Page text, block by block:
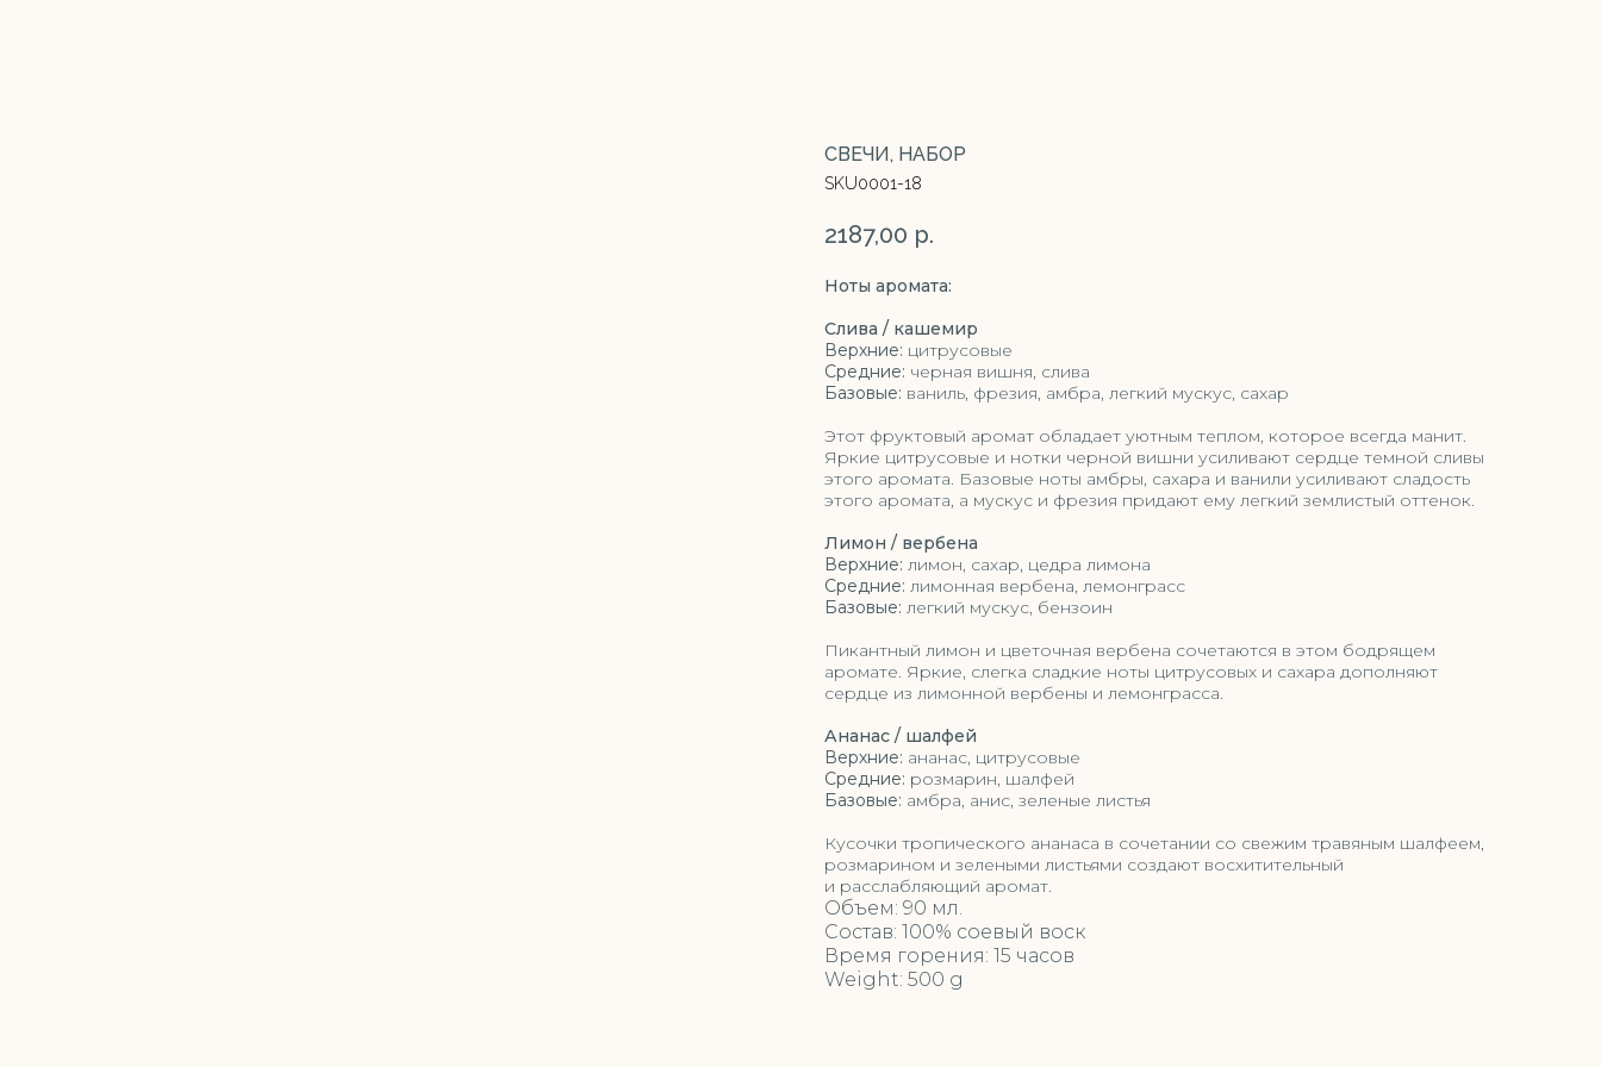
СВЕЧИ, НАБОР
SKU0001-18
2187,00 р.
Ноты аромата:
Слива / кашемир
Верхние: цитрусовые
Средние: черная вишня, слива
Базовые: ваниль, фрезия, амбра, легкий мускус, сахар
Этот фруктовый аромат обладает уютным теплом, которое всегда манит.
Яркие цитрусовые и нотки черной вишни усиливают сердце темной сливы
этого аромата. Базовые ноты амбры, сахара и ванили усиливают сладость
этого аромата, а мускус и фрезия придают ему легкий землистый оттенок.
Лимон / вербена
Верхние: лимон, сахар, цедра лимона
Средние: лимонная вербена, лемонграсс
Базовые: легкий мускус, бензоин
Пикантный лимон и цветочная вербена сочетаются в этом бодрящем
аромате. Яркие, слегка сладкие ноты цитрусовых и сахара дополняют
сердце из лимонной вербены и лемонграсса.
Ананас / шалфей
Верхние: ананас, цитрусовые
Средние: розмарин, шалфей
Базовые: амбра, анис, зеленые листья
Кусочки тропического ананаса в сочетании со свежим травяным шалфеем,
розмарином и зелеными листьями создают восхитительный
и расслабляющий аромат.
Объем: 90 мл.
Состав: 100% соевый воск
Время горения: 15 часов
Weight: 500 g